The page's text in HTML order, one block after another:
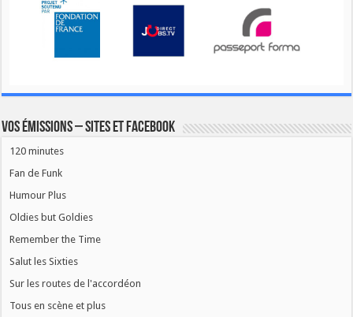
Vos émissions – Sites et Facebook
120 minutes
Fan de Funk
Humour Plus
Oldies but Goldies
Remember the Time
Salut les Sixties
Sur les routes de l'accordéon
Tous en scène et plus